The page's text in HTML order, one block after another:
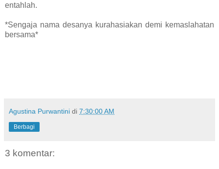
entahlah.
*Sengaja nama desanya kurahasiakan demi kemaslahatan
bersama*
Agustina Purwantini di 7:30:00 AM
Berbagi
3 komentar: